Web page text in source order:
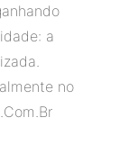
a
no